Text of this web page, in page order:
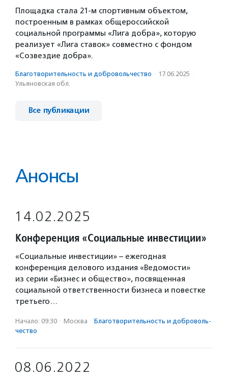
Площадка стала 21-м спортивным объектом,
построенным в рамках общероссийской
социальной программы «Лига добра», которую
реализует «Лига ставок» совместно с фондом
«Созвездие добра».
Благотвори­тель­ность и доброволь­чест­во · 17.06.2025 ·
Ульяновская обл.
Все публикации
Анонсы
14.02.2025
Конференция «Социальные инвестиции»
«Социальные инвестиции» – ежегодная
конференция делового издания «Ведомости»
из серии «Бизнес и общество», посвященная
социальной ответственности бизнеса и повестке
третьего…
Начало: 09:30 · Москва · Благотвори­тель­ность и доброволь­
чест­во
08.06.2022